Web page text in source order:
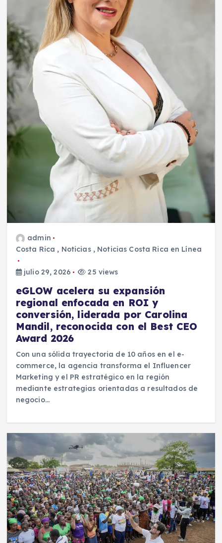
admin
Costa Rica , Noticias, Noticias Costa Rica en Línea
julio 29, 2026 25 views
eGLOW acelera su expansión
regional enfocada en ROI y
conversión, liderada por Carolina
Mandil, reconocida con el Best CEO
Award 2026
Con una sólida trayectoria de 10 años en el e-
commerce, la agencia transforma el Influencer
Marketing y el PR estratégico en la región
mediante estrategias orientadas a resultados de
negocio…